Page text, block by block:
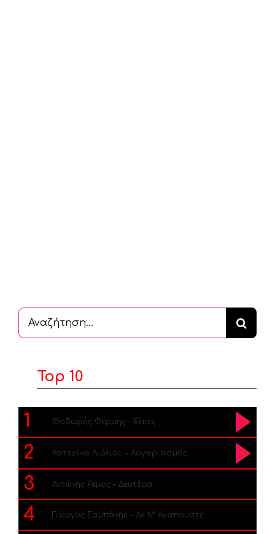
Αναζήτηση
...
Top 10
1 Θοδωρής Φέρρης – Είπες
2 Κατερίνα Λιόλιου – Λογαριασμός
3 Αντώνης Ρέμος – Δευτέρα
4 Γιώργος Σαμπάνης – Δε Μ’ Αγαπούσες